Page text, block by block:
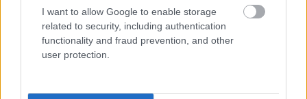
I want to allow Google to enable storage
related to security, including authentication
functionality and fraud prevention, and other
user protection.
28 Απρ 2025 06:20
ΔΑΙΔΑΛΟΣ ΑΕ: 10 θέσεις εργασίας με ετήσιες